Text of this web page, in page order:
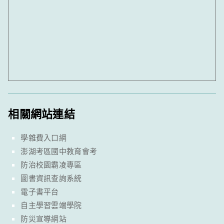
相關網站連結
學雜費入口網
澎湖考區國中教育會考
防治校園霸凌專區
圖書資訊查詢系統
電子書平台
自主學習雲端學院
防災宣導網站